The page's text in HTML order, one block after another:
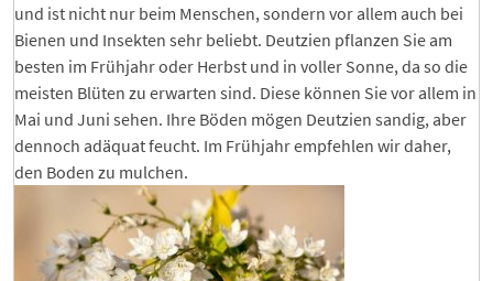
und ist nicht nur beim Menschen, sondern vor allem auch bei
Bienen und Insekten sehr beliebt. Deutzien pflanzen Sie am
besten im Frühjahr oder Herbst und in voller Sonne, da so die
meisten Blüten zu erwarten sind. Diese können Sie vor allem in
Mai und Juni sehen. Ihre Böden mögen Deutzien sandig, aber
dennoch adäquat feucht. Im Frühjahr empfehlen wir daher,
den Boden zu mulchen.